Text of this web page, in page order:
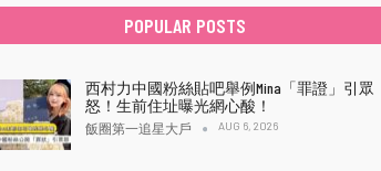
POPULAR POSTS
西村力中國粉絲貼吧舉例Mina「罪證」引眾
怒！生前住址曝光網心酸！
飯圈第一追星大戶 AUG 6, 2026